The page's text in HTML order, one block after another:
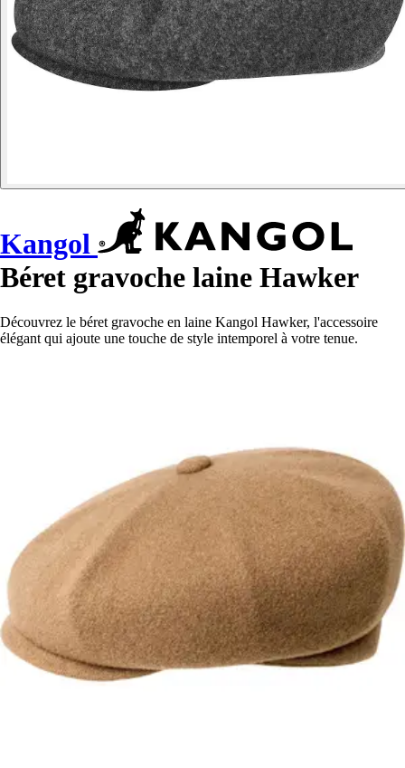
Kangol
Béret gravoche laine Hawker
Découvrez le béret gravoche en laine Kangol Hawker, l'accessoire
élégant qui ajoute une touche de style intemporel à votre tenue.